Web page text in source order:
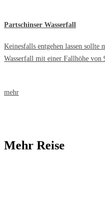
Partschinser Wasserfall
Keinesfalls entgehen lassen sollte
Wasserfall mit einer Fallhöhe von
mehr
Mehr Reise